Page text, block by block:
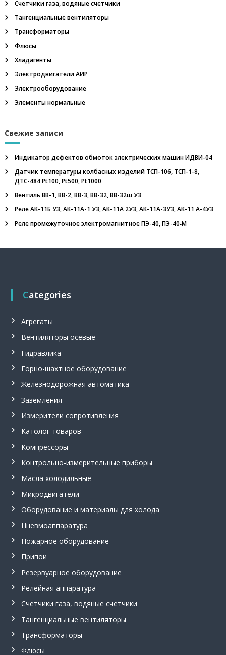
Счетчики газа, водяные счетчики
Тангенциальные вентиляторы
Трансформаторы
Флюсы
Хладагенты
Электродвигатели АИР
Электрооборудование
Элементы нормальные
Свежие записи
Индикатор дефектов обмоток электрических машин ИДВИ-04
Датчик температуры колбасных изделий ТСП-106, ТСП-1-8,
ДТС-484 Pt100, Pt500, Pt1000
Вентиль ВВ-1, ВВ-2, ВВ-3, ВВ-32, ВВ-32ш У3
Реле АК-11Б У3, АК-11А-1 У3, АК-11А 2У3, АК-11А-3У3, АК-11 А-4У3
Реле промежуточное электромагнитное ПЭ-40, ПЭ-40‑М
Categories
Агрегаты
Вентиляторы осевые
Гидравлика
Горно-шахтное оборудование
Железнодорожная автоматика
Заземления
Измерители сопротивления
Католог товаров
Компрессоры
Контрольно-измерительные приборы
Масла холодильные
Микродвигатели
Оборудование и материалы для холода
Пневмоаппаратура
Пожарное оборудование
Припои
Резервуарное оборудование
Релейная аппаратура
Счетчики газа, водяные счетчики
Тангенциальные вентиляторы
Трансформаторы
Флюсы